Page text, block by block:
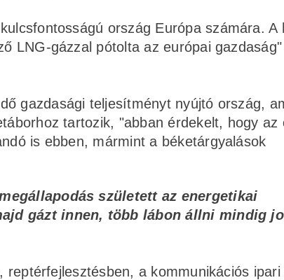
ország Európa számára. A
LNG-gázzal pótolta az európai
gazdasági teljesítményt nyújtó ország,
tartozik, "abban érdekelt, hogy az
is ebben, mármint a béketárgyalások
született az energetikai
gázt innen, több lábon állni mindig
a kommunikációs